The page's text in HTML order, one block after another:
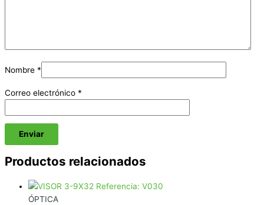
Nombre *
Correo electrónico *
Productos relacionados
ÓPTICA